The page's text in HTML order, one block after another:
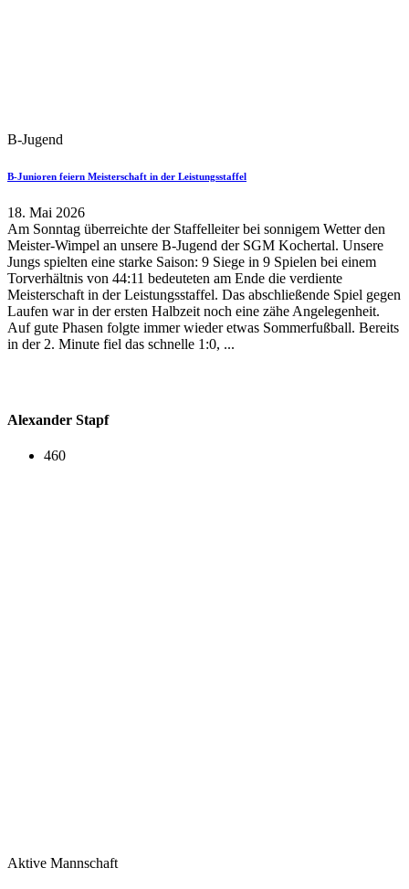
B-Jugend
B-Junioren feiern Meisterschaft in der Leistungsstaffel
18. Mai 2026
Am Sonntag überreichte der Staffelleiter bei sonnigem Wetter den
Meister-Wimpel an unsere B-Jugend der SGM Kochertal. Unsere
Jungs spielten eine starke Saison: 9 Siege in 9 Spielen bei einem
Torverhältnis von 44:11 bedeuteten am Ende die verdiente
Meisterschaft in der Leistungsstaffel. Das abschließende Spiel gegen
Laufen war in der ersten Halbzeit noch eine zähe Angelegenheit.
Auf gute Phasen folgte immer wieder etwas Sommerfußball. Bereits
in der 2. Minute fiel das schnelle 1:0, ...
Alexander Stapf
460
Aktive Mannschaft